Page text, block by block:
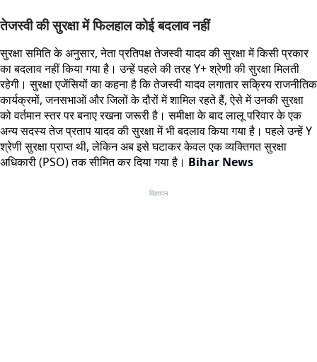
तेजस्वी की सुरक्षा में फिलहाल कोई बदलाव नहीं
सुरक्षा समिति के अनुसार, नेता प्रतिपक्ष तेजस्वी यादव की सुरक्षा में किसी प्रकार
का बदलाव नहीं किया गया है। उन्हें पहले की तरह Y+ श्रेणी की सुरक्षा मिलती
रहेगी। सुरक्षा एजेंसियों का कहना है कि तेजस्वी यादव लगातार सक्रिय राजनीतिक
कार्यक्रमों, जनसभाओं और जिलों के दौरों में शामिल रहते हैं, ऐसे में उनकी सुरक्षा
को वर्तमान स्तर पर बनाए रखना जरूरी है। समीक्षा के बाद लालू परिवार के एक
अन्य सदस्य तेज प्रताप यादव की सुरक्षा में भी बदलाव किया गया है। पहले उन्हें Y
श्रेणी सुरक्षा प्राप्त थी, लेकिन अब इसे घटाकर केवल एक व्यक्तिगत सुरक्षा
अधिकारी (PSO) तक सीमित कर दिया गया है। Bihar News
विज्ञापन